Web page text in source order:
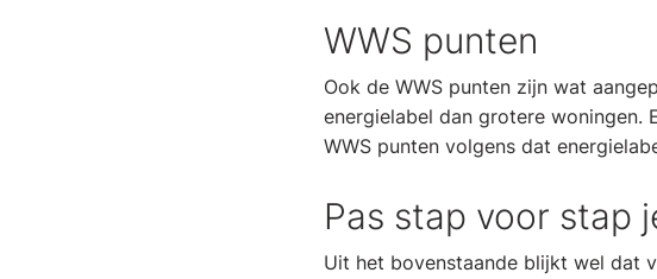
WWS punten
Ook de WWS punten zijn wat
energielabel dan grotere woningen.
WWS punten volgens dat
Pas stap voor stap
Uit het bovenstaande blijkt wel dat